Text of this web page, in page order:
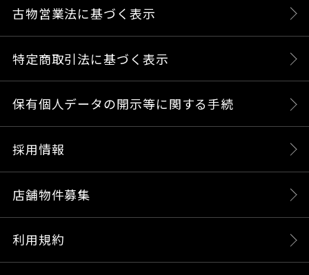
古物営業法に基づく表示
特定商取引法に基づく表示
保有個人データの開示等に関する手続
採用情報
店舗物件募集
利用規約